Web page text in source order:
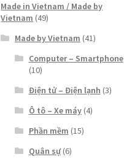
Made in Vietnam / Made by
Vietnam (49)
Made by Vietnam (41)
Computer – Smartphone
(10)
Điện tử – Điện lạnh (3)
Ô tô – Xe máy(4)
Phần mềm (15)
Quân sự(6)